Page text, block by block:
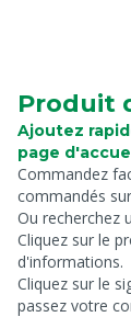
Produit
Ajoutez
page
Commandez
commandés
Ou recherchez
Cliquez sur le
d'informations.
Cliquez sur le
passez votre